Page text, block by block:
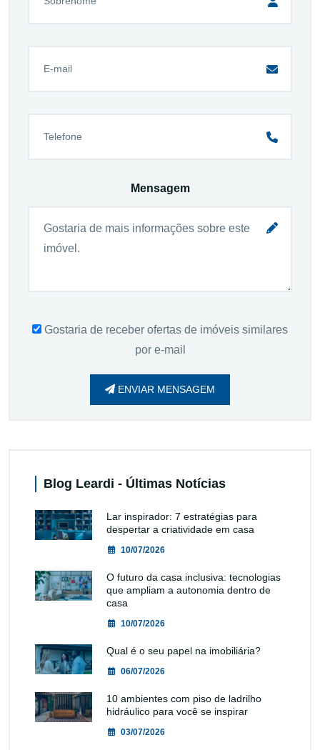
Mensagem
Gostaria de receber ofertas de imóveis similares
por e-mail
ENVIAR MENSAGEM
Blog Leardi - Últimas Notícias
Lar inspirador: 7 estratégias para
despertar a criatividade em casa
10/07/2026
O futuro da casa inclusiva: tecnologias
que ampliam a autonomia dentro de
casa
10/07/2026
Qual é o seu papel na imobiliária?
06/07/2026
10 ambientes com piso de ladrilho
hidráulico para você se inspirar
03/07/2026